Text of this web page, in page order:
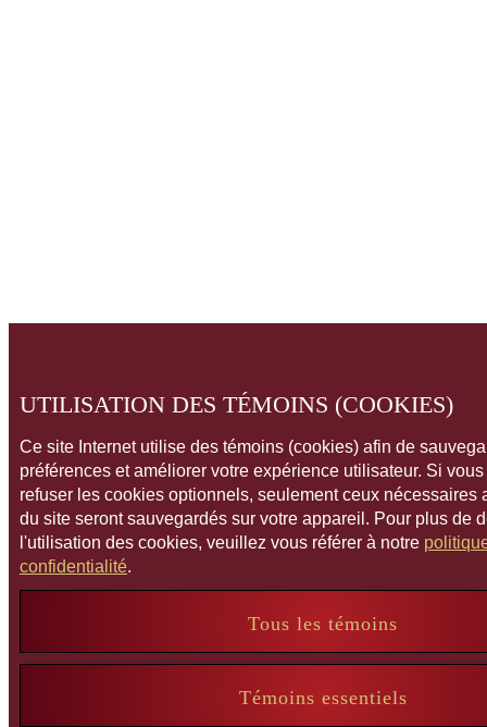
UTILISATION DES TÉMOINS (COOKIES)
Ce site Internet utilise des témoins (cookies) afin de
préférences et améliorer votre expérience utilisateur. Si
refuser les cookies optionnels, seulement ceux nécessaires
du site seront sauvegardés sur votre appareil. Pour plus de
l'utilisation des cookies, veuillez vous référer à notre
confidentialité.
Tous les témoins
Témoins essentiels